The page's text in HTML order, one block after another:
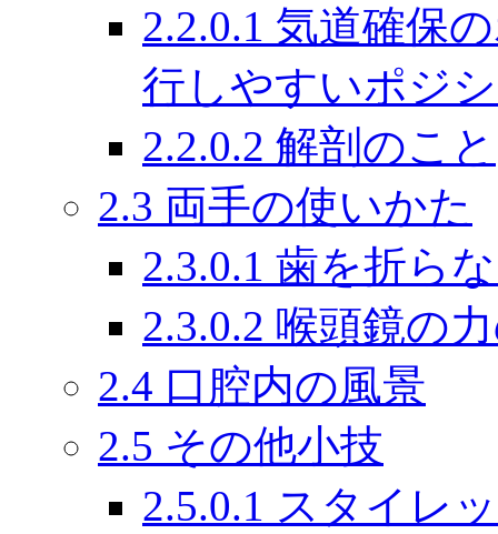
2.2.0.1 気道確保
行しやすいポジ
2.2.0.2 解剖のこと
2.3 両手の使いかた
2.3.0.1 歯を折ら
2.3.0.2 喉頭鏡の
2.4 口腔内の風景
2.5 その他小技
2.5.0.1 スタイレ